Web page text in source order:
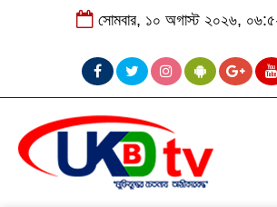
সোমবার, ১০ অগাস্ট ২০২৬,